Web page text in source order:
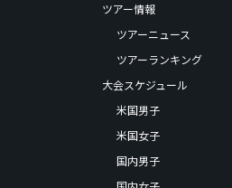
ツアー情報
ツアーニュース
ツアーランキング
大会スケジュール
米国男子
米国女子
国内男子